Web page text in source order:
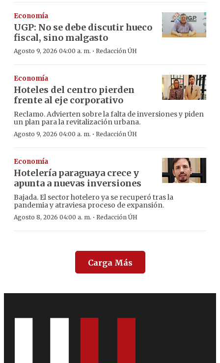
Economía
UGP: No se debe discutir hueco
fiscal, sino malgasto
Agosto 9, 2026 04:00 a. m. · Redacción ÚH
Economía
Hoteles del centro pierden
frente al eje corporativo
Reclamo. Advierten sobre la falta de inversiones y piden
un plan para la revitalización urbana.
Agosto 9, 2026 04:00 a. m. · Redacción ÚH
Economía
Hotelería paraguaya crece y
apunta a nuevas inversiones
Bajada. El sector hotelero ya se recuperó tras la
pandemia y atraviesa proceso de expansión.
Agosto 8, 2026 04:00 a. m. · Redacción ÚH
Carga Más